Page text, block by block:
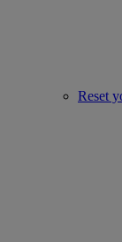
Reset